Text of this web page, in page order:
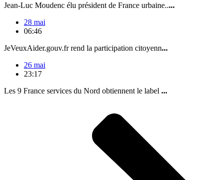
Jean-Luc Moudenc élu président de France urbaine.....
28 mai
06:46
JeVeuxAider.gouv.fr rend la participation citoyenn...
26 mai
23:17
Les 9 France services du Nord obtiennent le label ...